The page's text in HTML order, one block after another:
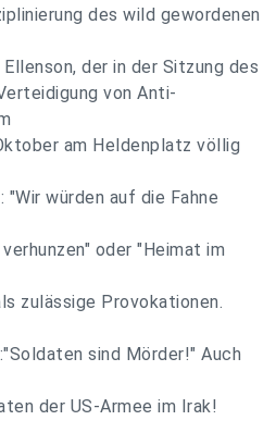
des wild gewordenen
der in der Sitzung des
von Anti-
am Heldenplatz völlig
würden auf die Fahne
oder "Heimat im
zulässige Provokationen.
sind Mörder!" Auch
der US-Armee im Irak!